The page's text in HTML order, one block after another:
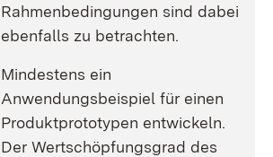
Rahmenbedingungen sind dabei
ebenfalls zu betrachten.
Mindestens ein
Anwendungsbeispiel für einen
Produktprototypen entwickeln.
Der Wertschöpfungsgrad des